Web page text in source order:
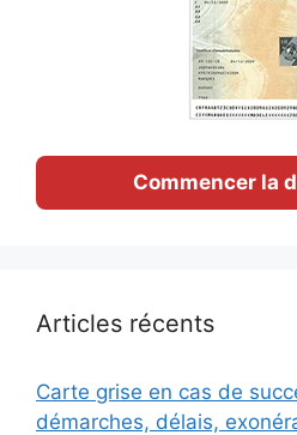
Commencer la
Articles récents
Carte grise en cas de
démarches, délais,